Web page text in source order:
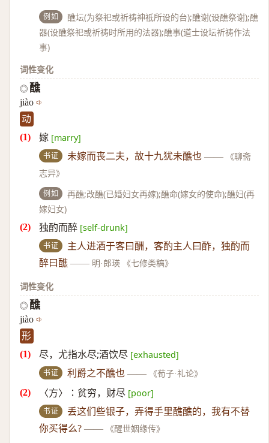
例如
醮坛(为祭祀或祈祷神祗所设的台);醮谢(设醮祭谢);醮
器(设醮祭祀或祈祷时所用的法器);醮事(道士设坛祈祷作法
事)
词性变化
◎ 醮
jiào
动
嫁 [marry]
书证 未嫁而丧二夫，故十九犹未醮也 ——
《聊斋
志异》
例如
再醮;改醮(已婚妇女再嫁);醮命(嫁女的使命);醮妇(再
嫁妇女)
独酌而醉 [self-drunk]
书证
主人进酒于客曰酬，客酌主人曰酢，独酌而
醉曰醮 —— 明·郎瑛 《七修类稿》
词性变化
◎ 醮
jiào
形
尽，尤指水尽;酒饮尽 [exhausted]
书证 利爵之不醮也 —— 《荀子·礼论》
〈方〉∶贫穷，财尽 [poor]
书证
丢这们些银子，弄得手里醮醮的，我有不替
你买得么? —— 《醒世姻缘传》